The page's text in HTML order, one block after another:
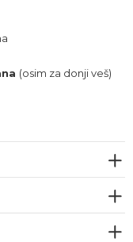
(osim za donji veš)